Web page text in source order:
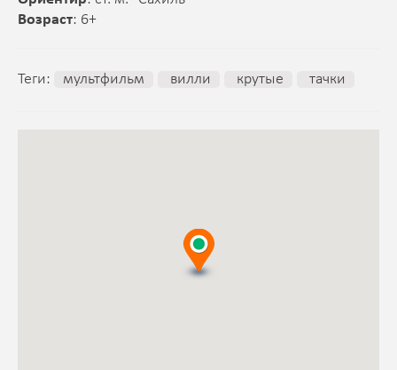
Возраст: 6+
Теги: мультфильм вилли крутые тачки